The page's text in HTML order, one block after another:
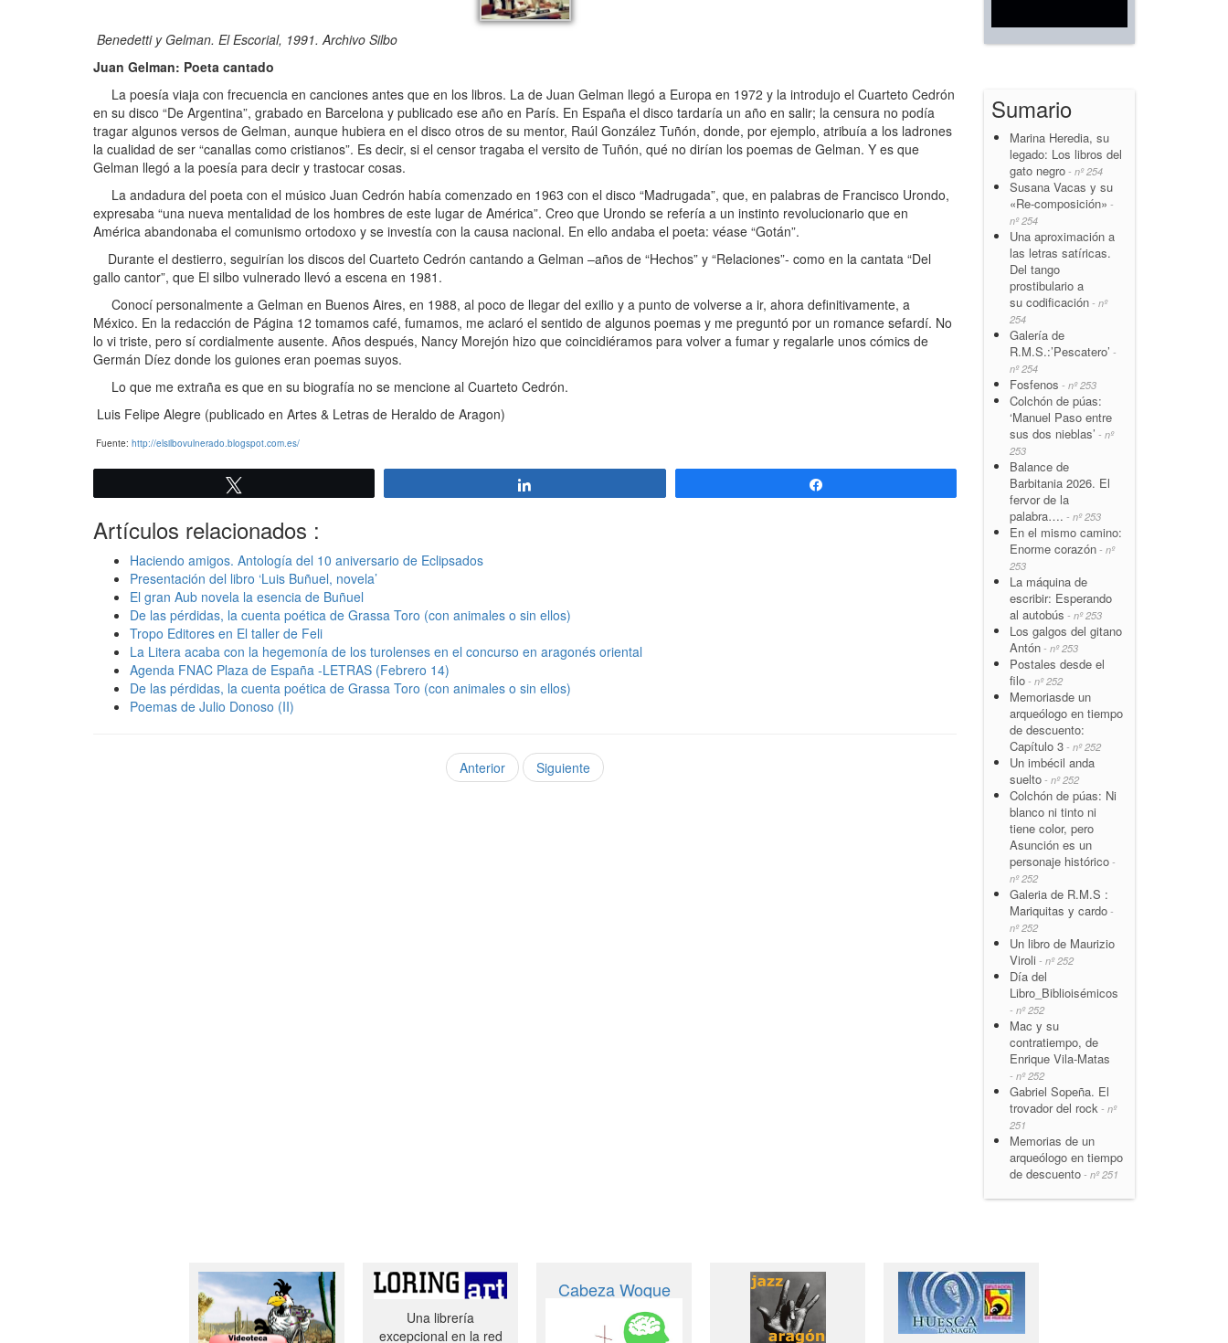
Benedetti y Gelman. El Escorial, 1991. Archivo Silbo
Juan Gelman: Poeta cantado
La poesía viaja con frecuencia en canciones antes que en los libros. La de Juan Gelman llegó a Europa en 1972 y la introdujo el Cuarteto Cedrón
en su disco “De Argentina”, grabado en Barcelona y publicado ese año en París. En España el disco tardaría un año en salir; la censura no podía
tragar algunos versos de Gelman, aunque hubiera en el disco otros de su mentor, Raúl González Tuñón, donde, por ejemplo, atribuía a los ladrones
la cualidad de ser “canallas como cristianos”. Es decir, si el censor tragaba el versito de Tuñón, qué no dirían los poemas de Gelman. Y es que
Gelman llegó a la poesía para decir y trastocar cosas.
La andadura del poeta con el músico Juan Cedrón había comenzado en 1963 con el disco “Madrugada”, que, en palabras de Francisco Urondo,
expresaba “una nueva mentalidad de los hombres de este lugar de América”. Creo que Urondo se refería a un instinto revolucionario que en
América abandonaba el comunismo ortodoxo y se investía con la causa nacional. En ello andaba el poeta: véase “Gotán”.
Durante el destierro, seguirían los discos del Cuarteto Cedrón cantando a Gelman –años de “Hechos” y “Relaciones”- como en la cantata “Del
gallo cantor”, que El silbo vulnerado llevó a escena en 1981.
Conocí personalmente a Gelman en Buenos Aires, en 1988, al poco de llegar del exilio y a punto de volverse a ir, ahora definitivamente, a
México. En la redacción de Página 12 tomamos café, fumamos, me aclaró el sentido de algunos poemas y me preguntó por un romance sefardí. No
lo vi triste, pero sí cordialmente ausente. Años después, Nancy Morejón hizo que coincidiéramos para volver a fumar y regalarle unos cómics de
Germán Díez donde los guiones eran poemas suyos.
Lo que me extraña es que en su biografía no se mencione al Cuarteto Cedrón.
Luis Felipe Alegre (publicado en Artes & Letras de Heraldo de Aragon)
Fuente: http://elsilbovulnerado.blogspot.com.es/
Artículos relacionados :
Haciendo amigos. Antología del 10 aniversario de Eclipsados
Presentación del libro ‘Luis Buñuel, novela’
El gran Aub novela la esencia de Buñuel
De las pérdidas, la cuenta poética de Grassa Toro (con animales o sin ellos)
Tropo Editores en El taller de Feli
La Litera acaba con la hegemonía de los turolenses en el concurso en aragonés oriental
Agenda FNAC Plaza de España -LETRAS (Febrero 14)
De las pérdidas, la cuenta poética de Grassa Toro (con animales o sin ellos)
Poemas de Julio Donoso (II)
Anterior Siguiente
Sumario
Marina Heredia, su
legado: Los libros del
gato negro - nº 254
Susana Vacas y su
«Re-composición» -
nº 254
Una aproximación a
las letras satíricas.
Del tango
prostibulario a
su codificación - nº
254
Galería de
R.M.S.:’Pescatero’ -
nº 254
Fosfenos - nº 253
Colchón de púas:
‘Manuel Paso entre
sus dos nieblas’ - nº
253
Balance de
Barbitania 2026. El
fervor de la
palabra…. - nº 253
En el mismo camino:
Enorme corazón - nº
253
La máquina de
escribir: Esperando
al autobús - nº 253
Los galgos del gitano
Antón - nº 253
Postales desde el
filo - nº 252
Memoriasde un
arqueólogo en tiempo
de descuento:
Capítulo 3 - nº 252
Un imbécil anda
suelto - nº 252
Colchón de púas: Ni
blanco ni tinto ni
tiene color, pero
Asunción es un
personaje histórico -
nº 252
Galeria de R.M.S :
Mariquitas y cardo -
nº 252
Un libro de Maurizio
Viroli - nº 252
Día del
Libro_Biblioisémicos
- nº 252
Mac y su
contratiempo, de
Enrique Vila-Matas
- nº 252
Gabriel Sopeña. El
trovador del rock - nº
251
Memorias de un
arqueólogo en tiempo
de descuento - nº 251
Una librería
excepcional en la red
Cabeza Woque